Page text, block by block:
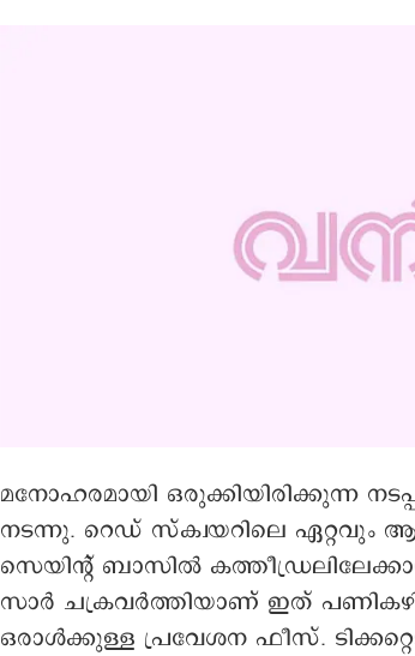
മനോഹരമായി ഒരുക്കിയിരിക്കുന്ന
നടന്നു. റെഡ് സ്ക്വയറിലെ
സെയിന്റ് ബാസിൽ
സാർ ചക്രവർത്തിയാണ് ഇത്
ഒരാൾക്കുള്ള പ്രവേശന ഫീസ്.